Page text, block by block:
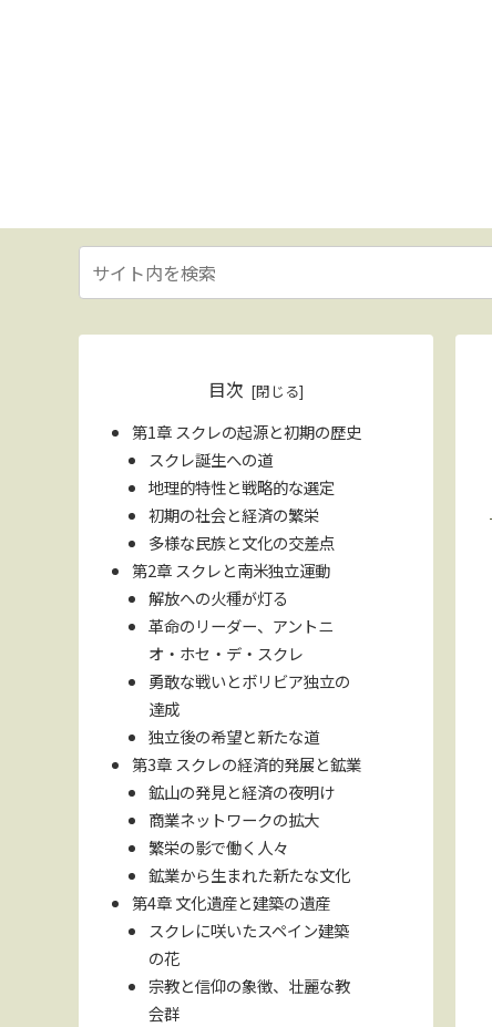
目次
第1章 スクレの起源と初期の歴史
スクレ誕生への道
地理的特性と戦略的な選定
初期の社会と経済の繁栄
多様な民族と文化の交差点
第2章 スクレと南米独立運動
解放への火種が灯る
革命のリーダー、アントニ
オ・ホセ・デ・スクレ
勇敢な戦いとボリビア独立の
達成
独立後の希望と新たな道
第3章 スクレの経済的発展と鉱業
鉱山の発見と経済の夜明け
商業ネットワークの拡大
繁栄の影で働く人々
鉱業から生まれた新たな文化
第4章 文化遺産と建築の遺産
スクレに咲いたスペイン建築
の花
宗教と信仰の象徴、壮麗な教
会群